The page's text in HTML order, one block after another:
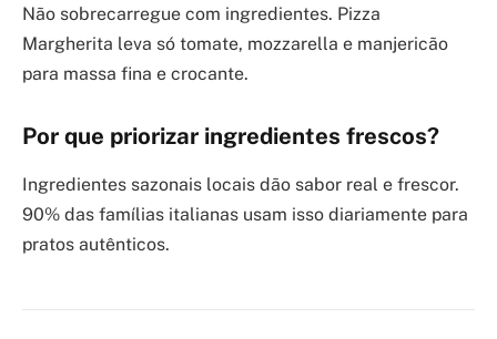
Não sobrecarregue com ingredientes. Pizza
Margherita leva só tomate, mozzarella e manjericão
para massa fina e crocante.
Por que priorizar ingredientes frescos?
Ingredientes sazonais locais dão sabor real e frescor.
90% das famílias italianas usam isso diariamente para
pratos autênticos.